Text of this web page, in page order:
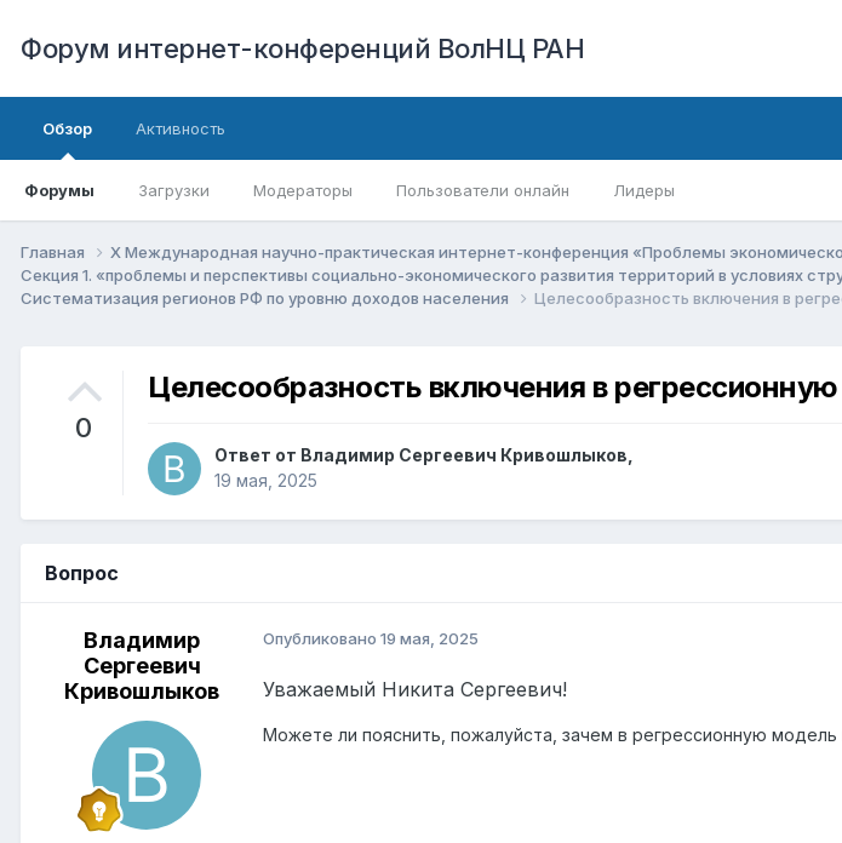
Форум интернет-конференций ВолНЦ РАН
Обзор
Форумы Загрузки Модераторы Пользователи онлайн Лидеры
Активность
Главная
X Международная научно-практическая интернет-конференция «Проблемы
Секция 1. «проблемы и перспективы социально-экономического развития территорий в условиях
Систематизация регионов РФ по уровню доходов населения
Целесообразность включения в
0
Целесообразность включения в
Ответ от Владимир Сергеевич Кривошлыков
19 мая, 2025
Вопрос
Владимир
Сергеевич
Кривошлыков
Опубликовано 19 мая, 2025
Уважаемый Никита Сергеевич!
Можете ли пояснить, пожалуйста, зачем в регрессионную